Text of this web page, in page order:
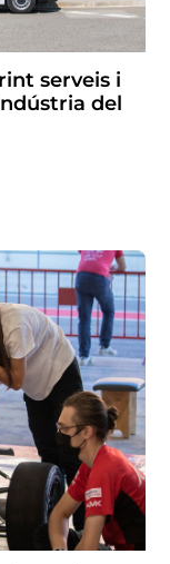
serveis i
del